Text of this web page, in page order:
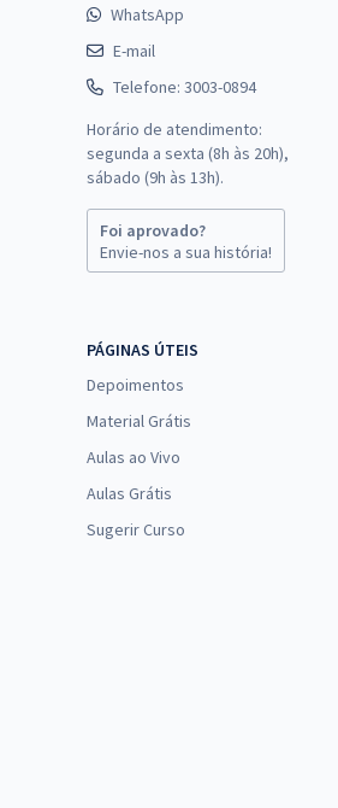
WhatsApp
E-mail
Telefone: 3003-0894
Horário de atendimento:
segunda a sexta (8h às 20h),
sábado (9h às 13h).
Foi aprovado?
Envie-nos a sua história!
PÁGINAS ÚTEIS
Depoimentos
Material Grátis
Aulas ao Vivo
Aulas Grátis
Sugerir Curso